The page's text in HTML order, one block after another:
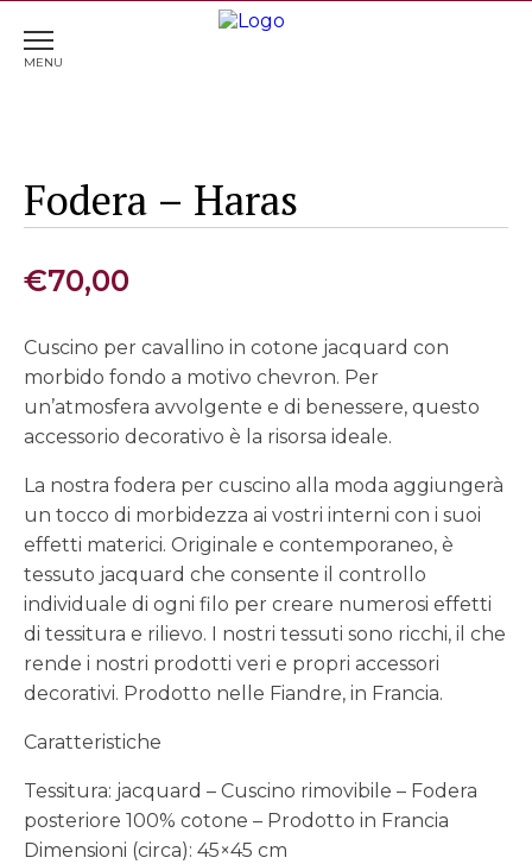
Home > Fodera – Haras
Fodera – Haras
€70,00
Cuscino per cavallino in cotone jacquard con
morbido fondo a motivo chevron. Per
un’atmosfera avvolgente e di benessere, questo
accessorio decorativo è la risorsa ideale.
La nostra fodera per cuscino alla moda aggiungerà
un tocco di morbidezza ai vostri interni con i suoi
effetti materici. Originale e contemporaneo, è
tessuto jacquard che consente il controllo
individuale di ogni filo per creare numerosi effetti
di tessitura e rilievo. I nostri tessuti sono ricchi, il che
rende i nostri prodotti veri e propri accessori
decorativi. Prodotto nelle Fiandre, in Francia.
Caratteristiche
Tessitura: jacquard – Cuscino rimovibile – Fodera
posteriore 100% cotone – Prodotto in Francia
Dimensioni (circa): 45×45 cm